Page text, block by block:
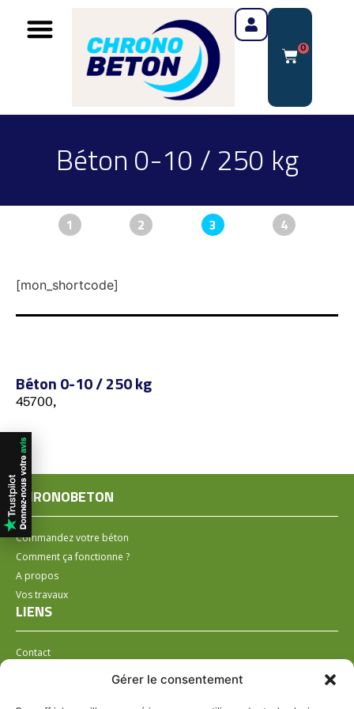
Gérer le consentement
0
Béton 0-10 / 250 kg
1 2 3 4
[mon_shortcode]
Béton 0-10 / 250 kg
45700,
CHRONOBETON
Commandez votre béton
Comment ça fonctionne ?
A propos
Vos travaux
LIENS
Contact